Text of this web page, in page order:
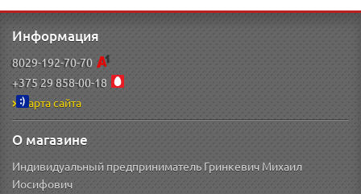
Информация
8029-192-70-70
+375 29 858-00-18
Карта сайта
О магазине
Индивидуальный предприниматель Гринкевич Михаил
Иосифович